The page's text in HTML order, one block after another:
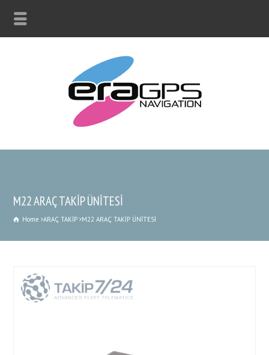
M22 ARAÇ TAKİP ÜNİTESİ
Home ARAÇ TAKİP M22 ARAÇ TAKİP ÜNİTESİ